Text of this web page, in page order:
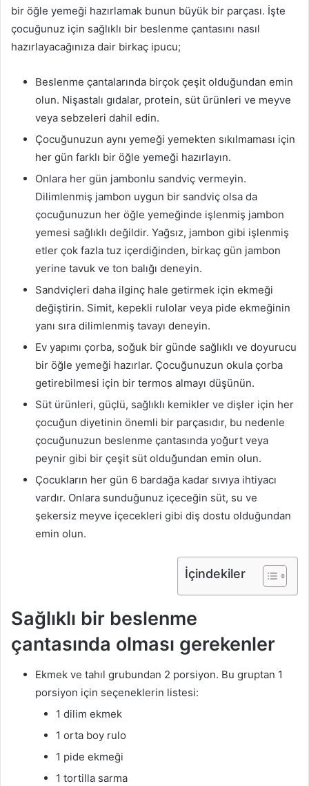
bir öğle yemeği hazırlamak bunun büyük bir parçası. İşte
çocuğunuz için sağlıklı bir beslenme çantasını nasıl
hazırlayacağınıza dair birkaç ipucu;
Beslenme çantalarında birçok çeşit olduğundan emin
olun. Nişastalı gıdalar, protein, süt ürünleri ve meyve
veya sebzeleri dahil edin.
Çocuğunuzun aynı yemeği yemekten sıkılmaması için
her gün farklı bir öğle yemeği hazırlayın.
Onlara her gün jambonlu sandviç vermeyin.
Dilimlenmiş jambon uygun bir sandviç olsa da
çocuğunuzun her öğle yemeğinde işlenmiş jambon
yemesi sağlıklı değildir. Yağsız, jambon gibi işlenmiş
etler çok fazla tuz içerdiğinden, birkaç gün jambon
yerine tavuk ve ton balığı deneyin.
Sandviçleri daha ilginç hale getirmek için ekmeği
değiştirin. Simit, kepekli rulolar veya pide ekmeğinin
yanı sıra dilimlenmiş tavayı deneyin.
Ev yapımı çorba, soğuk bir günde sağlıklı ve doyurucu
bir öğle yemeği hazırlar. Çocuğunuzun okula çorba
getirebilmesi için bir termos almayı düşünün.
Süt ürünleri, güçlü, sağlıklı kemikler ve dişler için her
çocuğun diyetinin önemli bir parçasıdır, bu nedenle
çocuğunuzun beslenme çantasında yoğurt veya
peynir gibi bir çeşit süt olduğundan emin olun.
Çocukların her gün 6 bardağa kadar sıvıya ihtiyacı
vardır. Onlara sunduğunuz içeceğin süt, su ve
şekersiz meyve içecekleri gibi diş dostu olduğundan
emin olun.
İçindekiler
Sağlıklı bir beslenme
çantasında olması gerekenler
Ekmek ve tahıl grubundan 2 porsiyon. Bu gruptan 1
porsiyon için seçeneklerin listesi:
1 dilim ekmek
1 orta boy rulo
1 pide ekmeği
1 tortilla sarma